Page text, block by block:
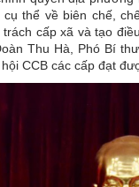
thể về biên chế,
cấp xã và tạo
Thu Hà, Phó Bí
CCB các cấp đạt